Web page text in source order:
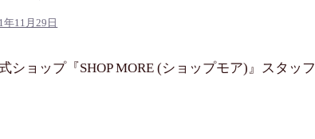
年11月29日
ョップ『SHOP MORE (ショップモア)』スタッフ